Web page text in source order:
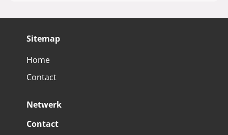
Sitemap
Home
Contact
Netwerk
Contact